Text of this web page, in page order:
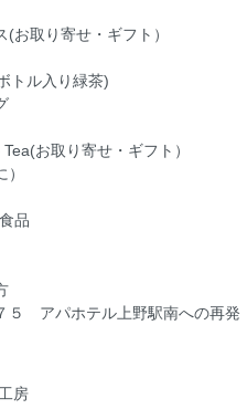
お取り寄せ・ギフト）
トル入り緑茶)
お取り寄せ・ギフト）
）
品
５ アパホテル上野駅南への再発
房